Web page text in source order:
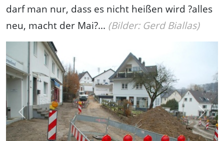
darf man nur, dass es nicht heißen wird ?alles
neu, macht der Mai?... (Bilder: Gerd Biallas)
Previous Next